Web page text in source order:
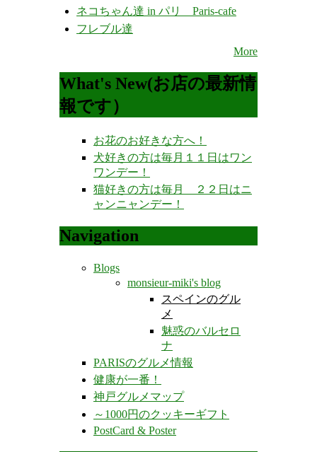
ネコちゃん達 in パリ Paris-cafe
フレブル達
More
What's New(お店の最新情
報です）
お花のお好きな方へ！
犬好きの方は毎月１１日はワン
ワンデー！
猫好きの方は毎月 ２２日はニ
ャンニャンデー！
Navigation
Blogs
monsieur-miki's blog
スペインのグル
メ
魅惑のバルセロ
ナ
PARISのグルメ情報
健康が一番！
神戸グルメマップ
～1000円のクッキーギフト
PostCard & Poster